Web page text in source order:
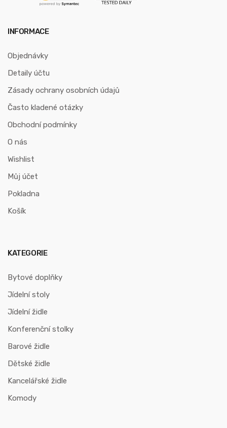
INFORMACE
Objednávky
Detaily účtu
Zásady ochrany osobních údajů
Často kladené otázky
Obchodní podmínky
O nás
Wishlist
Můj účet
Pokladna
Košík
KATEGORIE
Bytové doplňky
Jídelní stoly
Jídelní židle
Konferenční stolky
Barové židle
Dětské židle
Kancelářské židle
Komody